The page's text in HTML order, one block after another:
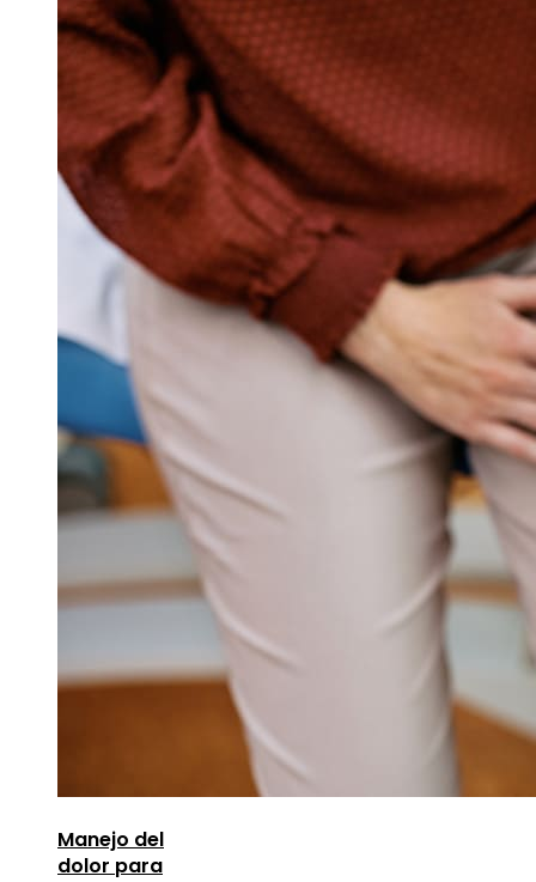
Manejo del
dolor para